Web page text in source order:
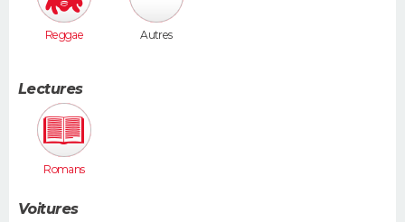
Reggae Autres
Lectures
Romans
Voitures